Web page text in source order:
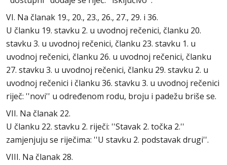
VI. Na članak 19., 20., 23., 26., 27., 29. i 36.
U članku 19. stavku 2. u uvodnoj rečenici, članku 20.
stavku 3. u uvodnoj rečenici, članku 23. stavku 1. u
uvodnoj rečenici, članku 26. u uvodnoj rečenici, članku
27. stavku 3. u uvodnoj rečenici, članku 29. stavku 2. u
uvodnoj rečenici i članku 36. stavku 3. u uvodnoj rečenici
riječ: ''novi'' u određenom rodu, broju i padežu briše se.
VII. Na članak 22.
U članku 22. stavku 2. riječi: ''Stavak 2. točka 2.''
zamjenjuju se riječima: ''U stavku 2. podstavak drugi''.
VIII. Na članak 28.